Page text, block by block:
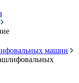
машин